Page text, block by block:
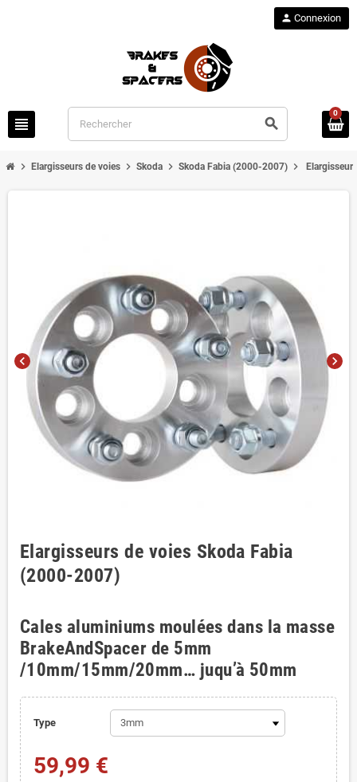
view_headline search
person Connexion
0
chevron_right Elargisseurs de voies chevron_right Skoda chevron_right Skoda Fabia (2000-2007) chevron_right
chevron_left chevron_right
Elargisseurs de voies Skoda Fabia
(2000-2007)
Cales aluminiums moulées dans la masse
BrakeAndSpacer de 5mm
/10mm/15mm/20mm… juqu’à 50mm
Type
59,99 €